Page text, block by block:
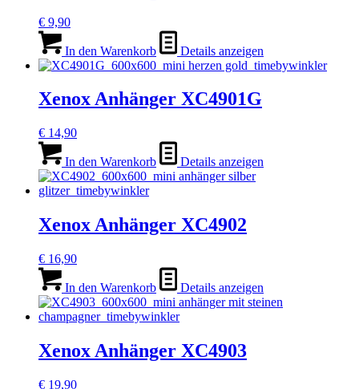
€ 9,90
In den Warenkorb Details anzeigen
Xenox Anhänger XC4901G
€ 14,90
In den Warenkorb Details anzeigen
Xenox Anhänger XC4902
€ 16,90
In den Warenkorb Details anzeigen
Xenox Anhänger XC4903
€ 19,90